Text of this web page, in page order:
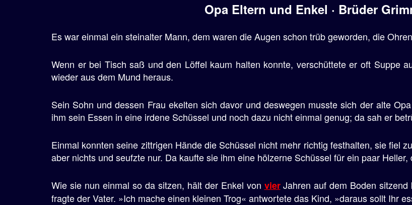
Opa Eltern und Enkel · Brüder
Es war einmal ein steinalter Mann, dem waren die Augen schon trüb geworden, die
Wenn er bei Tisch saß und den Löffel kaum halten konnte, verschüttete er oft Suppe
wieder aus dem Mund heraus.
Sein Sohn und dessen Frau ekelten sich davor und deswegen musste sich der alte
ihm sein Essen in eine irdene Schüssel und noch dazu nicht einmal genug; da sah er
Einmal konnten seine zittrigen Hände die Schüssel nicht mehr richtig festhalten, sie fiel
aber nichts und seufzte nur. Da kaufte sie ihm eine hölzerne Schüssel für ein paar
Wie sie nun einmal so da sitzen, hält der Enkel von vierJahren auf dem Boden sitzend
fragte der Vater. »Ich mache einen kleinen Trog« antwortete das Kind, »daraus sollt Ihr